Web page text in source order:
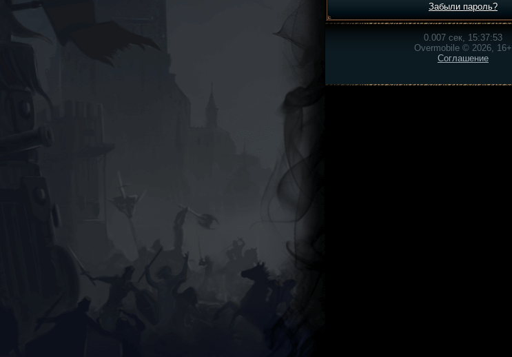
Забыли пароль?
0.007 сек, 15:37:53
Overmobile © 2026, 16+
Соглашение